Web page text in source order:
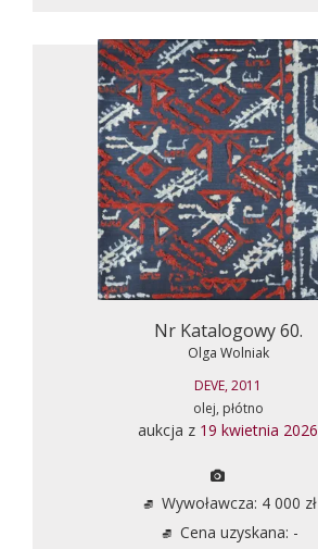
Nr Katalogowy 60.
Olga Wolniak
DEVE, 2011
olej, płótno
aukcja z 19 kwietnia 2026
Wywoławcza: 4 000 zł
Cena uzyskana: -